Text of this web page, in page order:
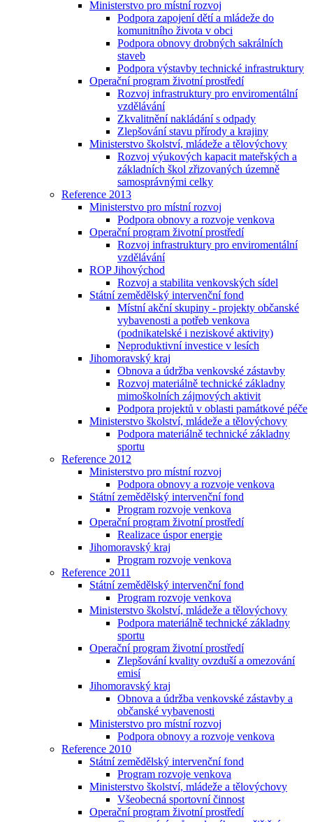
Ministerstvo pro místní rozvoj
Podpora zapojení dětí a mládeže do
komunitního života v obci
Podpora obnovy drobných sakrálních
staveb
Podpora výstavby technické infrastruktury
Operační program životní prostředí
Rozvoj infrastruktury pro enviromentální
vzdělávání
Zkvalitnění nakládání s odpady
Zlepšování stavu přírody a krajiny
Ministerstvo školství, mládeže a tělovýchovy
Rozvoj výukových kapacit mateřských a
základních škol zřizovaných územně
samosprávnými celky
Reference 2013
Ministerstvo pro místní rozvoj
Podpora obnovy a rozvoje venkova
Operační program životní prostředí
Rozvoj infrastruktury pro enviromentální
vzdělávání
ROP Jihovýchod
Rozvoj a stabilita venkovských sídel
Státní zemědělský intervenční fond
Místní akční skupiny - projekty občanské
vybavenosti a potřeb venkova
(podnikatelské i neziskové aktivity)
Neproduktivní investice v lesích
Jihomoravský kraj
Obnova a údržba venkovské zástavby
Rozvoj materiálně technické základny
mimoškolních zájmových aktivit
Podpora projektů v oblasti památkové péče
Ministerstvo školství, mládeže a tělovýchovy
Podpora materiálně technické základny
sportu
Reference 2012
Ministerstvo pro místní rozvoj
Podpora obnovy a rozvoje venkova
Státní zemědělský intervenční fond
Program rozvoje venkova
Operační program životní prostředí
Realizace úspor energie
Jihomoravský kraj
Program rozvoje venkova
Reference 2011
Státní zemědělský intervenční fond
Program rozvoje venkova
Ministerstvo školství, mládeže a tělovýchovy
Podpora materiálně technické základny
sportu
Operační program životní prostředí
Zlepšování kvality ovzduší a omezování
emisí
Jihomoravský kraj
Obnova a údržba venkovské zástavby a
občanské vybavenosti
Ministerstvo pro místní rozvoj
Podpora obnovy a rozvoje venkova
Reference 2010
Státní zemědělský intervenční fond
Program rozvoje venkova
Ministerstvo školství, mládeže a tělovýchovy
Všeobecná sportovní činnost
Operační program životní prostředí